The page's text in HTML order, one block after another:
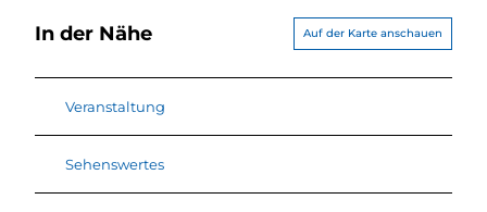
In der Nähe Auf der Karte anschauen
Veranstaltung
Sehenswertes